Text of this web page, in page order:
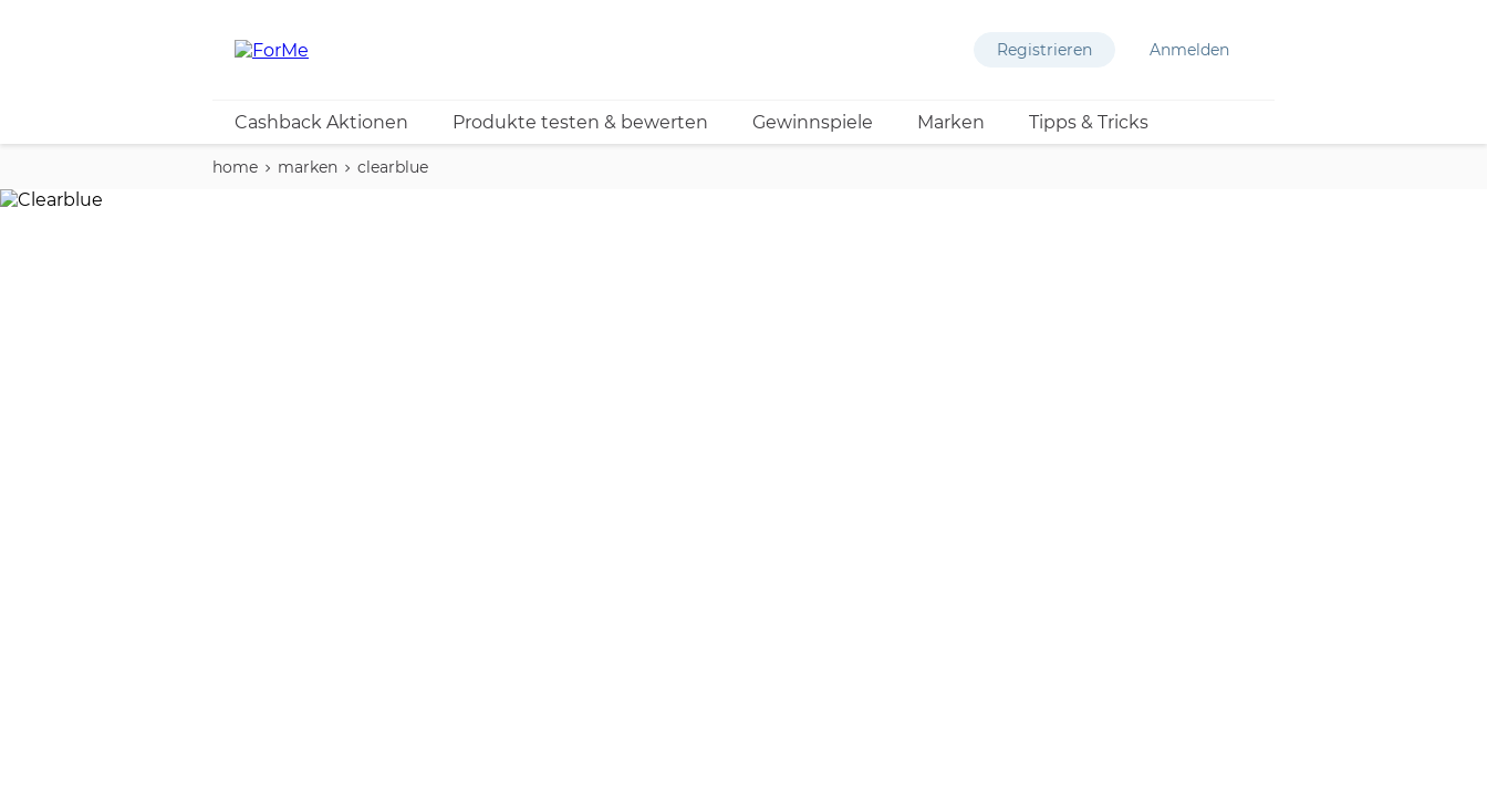
Registrieren Anmelden
Cashback Aktionen Produkte testen & bewerten Gewinnspiele Marken Tipps & Tricks
home marken clearblue